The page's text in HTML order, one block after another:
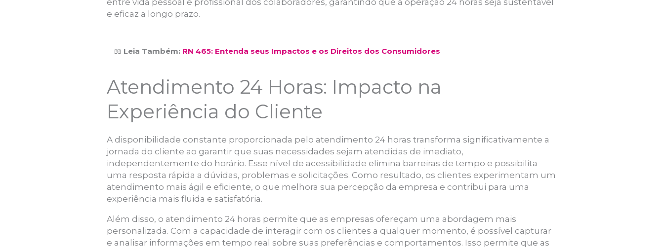
e eficaz a longo prazo.
📖 Leia Também: RN 465: Entenda seus Impactos e os Direitos dos Consumidores
Atendimento 24 Horas: Impacto na
Experiência do Cliente
A disponibilidade constante proporcionada pelo atendimento 24 horas transforma significativamente a
jornada do cliente ao garantir que suas necessidades sejam atendidas de imediato,
independentemente do horário. Esse nível de acessibilidade elimina barreiras de tempo e possibilita
uma resposta rápida a dúvidas, problemas e solicitações. Como resultado, os clientes experimentam um
atendimento mais ágil e eficiente, o que melhora sua percepção da empresa e contribui para uma
experiência mais fluida e satisfatória.
Além disso, o atendimento 24 horas permite que as empresas ofereçam uma abordagem mais
personalizada. Com a capacidade de interagir com os clientes a qualquer momento, é possível capturar
e analisar informações em tempo real sobre suas preferências e comportamentos. Isso permite que as